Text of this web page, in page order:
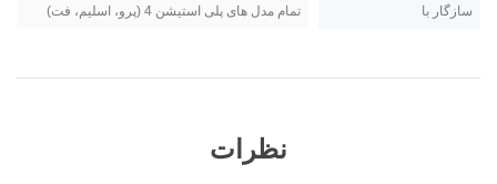
سازگار با تمام مدل های پلی استیشن 4 (پرو، اسلیم، فت)
نظرات